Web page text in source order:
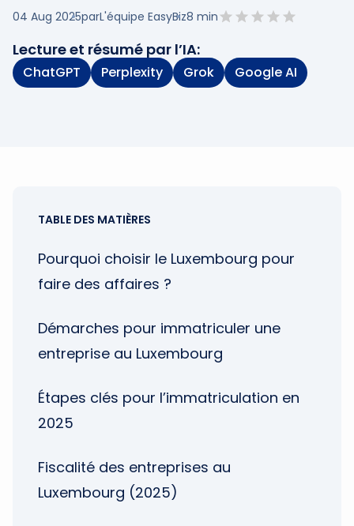
04 Aug 2025parL'équipe EasyBiz8 min
Lecture et résumé par l’IA:
ChatGPT Perplexity Grok Google AI
TABLE DES MATIÈRES
Pourquoi choisir le Luxembourg pour
faire des affaires ?
Démarches pour immatriculer une
entreprise au Luxembourg
Étapes clés pour l’immatriculation en
2025
Fiscalité des entreprises au
Luxembourg (2025)